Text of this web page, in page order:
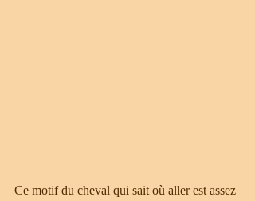
Ce motif du cheval qui sait où aller est assez